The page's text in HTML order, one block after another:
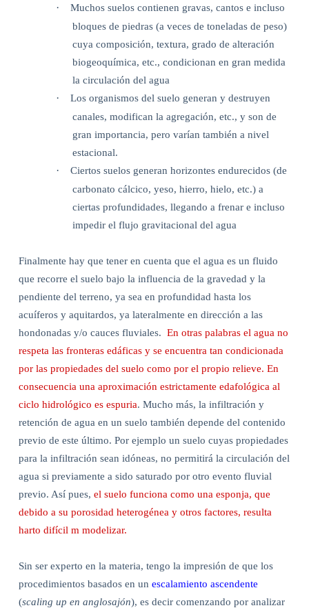
·
Muchos suelos contienen gravas, cantos e incluso
bloques de piedras (a veces de toneladas de peso)
cuya composición, textura, grado de alteración
biogeoquímica, etc., condicionan en gran medida
la circulación del agua
·
Los organismos del suelo generan y destruyen
canales, modifican la agregación, etc., y son de
gran importancia, pero varían también a nivel
estacional.
·
Ciertos suelos generan horizontes endurecidos (de
carbonato cálcico, yeso, hierro, hielo, etc.) a
ciertas profundidades, llegando a frenar e incluso
impedir el flujo gravitacional del agua
Finalmente hay que tener en cuenta que el agua es un fluido
que recorre el suelo bajo la influencia de la gravedad y la
pendiente del terreno, ya sea en profundidad hasta los
acuíferos y aquitardos, ya lateralmente en dirección a las
hondonadas y/o cauces fluviales. En otras palabras el agua no
respeta las fronteras edáficas y se encuentra tan condicionada
por las propiedades del suelo como por el propio relieve. En
consecuencia una aproximación estrictamente edafológica al
ciclo hidrológico es espuria. Mucho más, la infiltración y
retención de agua en un suelo también depende del contenido
previo de este último. Por ejemplo un suelo cuyas propiedades
para la infiltración sean idóneas, no permitirá la circulación del
agua si previamente a sido saturado por otro evento fluvial
previo. Así pues, el suelo funciona como una esponja, que
debido a su porosidad heterogénea y otros factores, resulta
harto difícil m modelizar.
Sin ser experto en la materia, tengo la impresión de que los
procedimientos basados en un escalamiento ascendente
(scaling up en anglosajón), es decir comenzando por analizar